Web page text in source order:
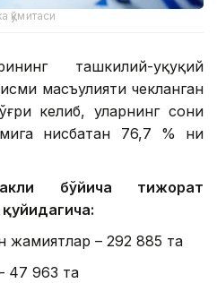
қўмитаси
ташкилий-ҳуқуқий
масъулияти чекланган
келиб, уларнинг сони
нисбатан 76,7 % ни
бўйича тижорат
жамиятлар – 292 885 та
47 963 та